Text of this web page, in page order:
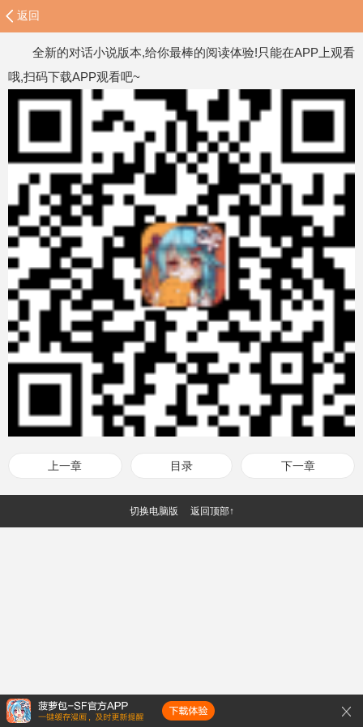
返回
全新的对话小说版本,给你最棒的阅读体验!只能在APP上观看
哦,扫码下载APP观看吧~
上一章 目录 下一章
切换电脑版 返回顶部↑